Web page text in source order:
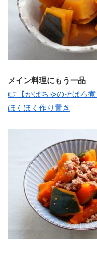
メイン料理にもう一品
👉【かぼちゃのそぼろ
ほくほく作り置き